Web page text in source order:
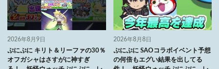
2026年8月9日
ぷにぷに キリト＆リーファの30％
オフガシャはさすがに神すぎ
2026年8月8日
ぷにぷに SAOコラボイベント予想
の何倍もエグい結果を出してる